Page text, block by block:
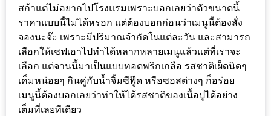
TIMELINE
POLICY
OKTOBERFEST
ครั้ง
ที่
2
สก้าแต่ไม่อยากไปโรงแรมเพราะบอกเลยว่าตัวขนาดนี้
ราคาแบบนี้ไม่ได้หรอก แต่ต้องบอกก่อนว่าเมนูนี้ต้องสั่ง
จองนะจ๊ะ เพราะมีปริมาณจำกัดในแต่ละวัน และสามารถ
เลือกให้เชฟเอาไปทำได้หลากหลายเมนูแล้วแต่ที่เราจะ
เลือก แต่จานนี้มาเป็นแบบทอดพริกเกลือ รสชาติเผ็ดนิดๆ
เค็มหน่อยๆ กินคู่กับน้ำจิ้มซีฟู๊ด หรือซอสต่างๆ ก็อร่อย
เมนูนี้ต้องบอกเลยว่าทำให้ได้รสชาติของเนื้อปูได้อย่าง
เต็มที่เลยทีเดียว